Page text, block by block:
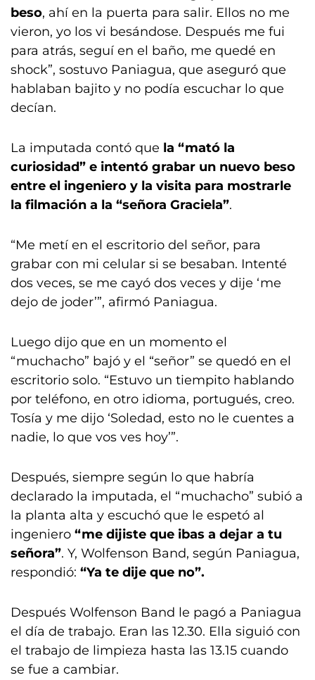
beso, ahí en la puerta para salir. Ellos no me
vieron, yo los vi besándose. Después me fui
para atrás, seguí en el baño, me quedé en
shock”, sostuvo Paniagua, que aseguró que
hablaban bajito y no podía escuchar lo que
decían.
La imputada contó que la “mató la
curiosidad” e intentó grabar un nuevo beso
entre el ingeniero y la visita para mostrarle
la filmación a la “señora Graciela”.
“Me metí en el escritorio del señor, para
grabar con mi celular si se besaban. Intenté
dos veces, se me cayó dos veces y dije ‘me
dejo de joder’”, afirmó Paniagua.
Luego dijo que en un momento el
“muchacho” bajó y el “señor” se quedó en el
escritorio solo. “Estuvo un tiempito hablando
por teléfono, en otro idioma, portugués, creo.
Tosía y me dijo ‘Soledad, esto no le cuentes a
nadie, lo que vos ves hoy’”.
Después, siempre según lo que habría
declarado la imputada, el “muchacho” subió a
la planta alta y escuchó que le espetó al
ingeniero “me dijiste que ibas a dejar a tu
señora”. Y, Wolfenson Band, según Paniagua,
respondió: “Ya te dije que no”.
Después Wolfenson Band le pagó a Paniagua
el día de trabajo. Eran las 12.30. Ella siguió con
el trabajo de limpieza hasta las 13.15 cuando
se fue a cambiar.